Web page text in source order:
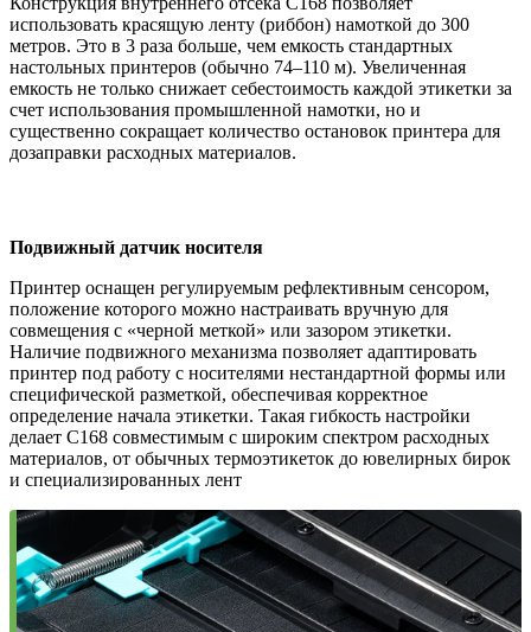
использовать красящую ленту (риббон) намоткой до 300
метров. Это в 3 раза больше, чем емкость стандартных
настольных принтеров (обычно 74–110 м). Увеличенная
емкость не только снижает себестоимость каждой этикетки за
счет использования промышленной намотки, но и
существенно сокращает количество остановок принтера для
дозаправки расходных материалов.
Подвижный датчик носителя
Принтер оснащен регулируемым рефлективным сенсором,
положение которого можно настраивать вручную для
совмещения с «черной меткой» или зазором этикетки.
Наличие подвижного механизма позволяет адаптировать
принтер под работу с носителями нестандартной формы или
специфической разметкой, обеспечивая корректное
определение начала этикетки. Такая гибкость настройки
делает C168 совместимым с широким спектром расходных
материалов, от обычных термоэтикеток до ювелирных бирок
и специализированных лент